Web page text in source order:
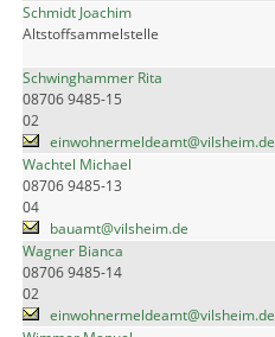
Schmidt Joachim
Altstoffsammelstelle
Schwinghammer Rita
08706 9485-15
02
einwohnermeldeamt@vilsheim.de
Wachtel Michael
08706 9485-13
04
bauamt@vilsheim.de
Wagner Bianca
08706 9485-14
02
einwohnermeldeamt@vilsheim.de